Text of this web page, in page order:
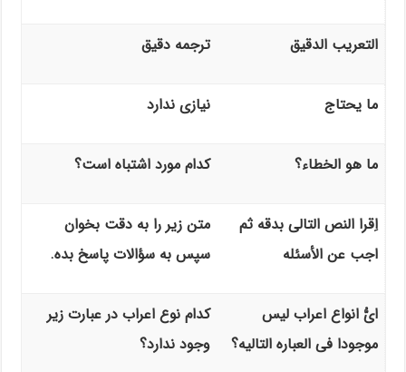
التعریب الدقیق ترجمه دقیق
ما یحتاج نیازی ندارد
ما هو الخطاء؟ کدام مورد اشتباه است؟
اِقرا النص التالی بدقه ثم
اجب عن الأسئله
متن زیر را به دقت بخوان
سپس به سؤالات پاسخ بده.
ایُّ انواع اعراب لیس
موجودا فی العباره التالیه؟
کدام نوع اعراب در عبارت زیر
وجود ندارد؟